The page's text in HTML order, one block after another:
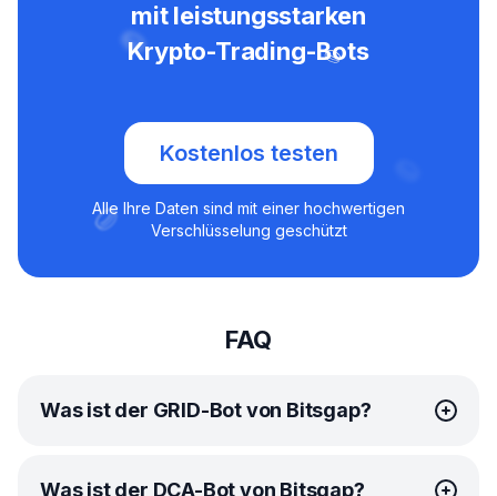
mit leistungsstarken
Krypto-Trading-Bots
Kostenlos testen
Alle Ihre Daten sind mit einer hochwertigen
Verschlüsselung geschützt
FAQ
Was ist der GRID-Bot von Bitsgap?
Der GRID-Bot
von Bitsgap ist ein fortschrittliches
Was ist der DCA-Bot von Bitsgap?